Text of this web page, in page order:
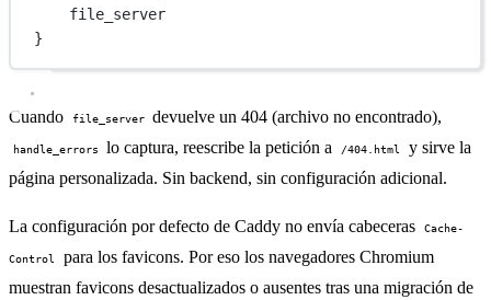
file_server
}
Cuando file_server devuelve un 404 (archivo no encontrado),
handle_errors lo captura, reescribe la petición a /404.html
y sirve la
página personalizada. Sin backend, sin configuración adicional.
La configuración por defecto de Caddy no envía cabeceras Cache-
Control
para los favicons. Por eso los navegadores Chromium
muestran favicons desactualizados o ausentes tras una migración de